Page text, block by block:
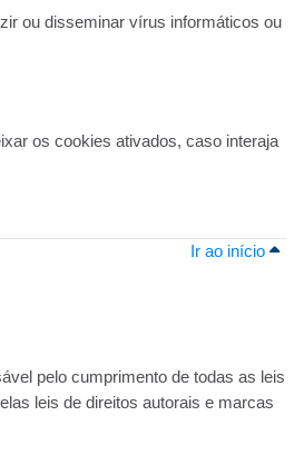
ou disseminar vírus informáticos ou
os cookies ativados, caso interaja
Ir ao início
pelo cumprimento de todas as leis
leis de direitos autorais e marcas